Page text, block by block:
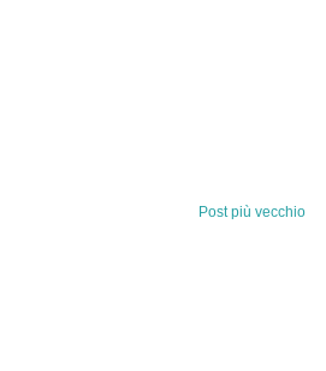
Post più vecchio